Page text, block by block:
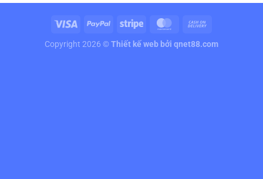
Copyright 2026 ©Thiết kế web bởi qnet88.com